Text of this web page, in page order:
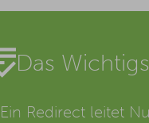
Das
Ein Redirect leitet